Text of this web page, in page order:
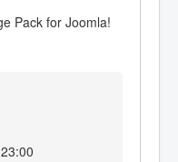
Pack for Joomla!